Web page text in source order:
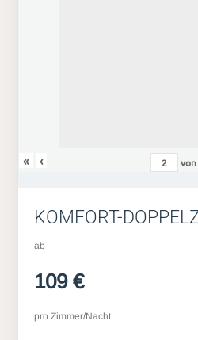
« ‹ von
KOMFORT-
ab
109 €
pro Zimmer/Nacht